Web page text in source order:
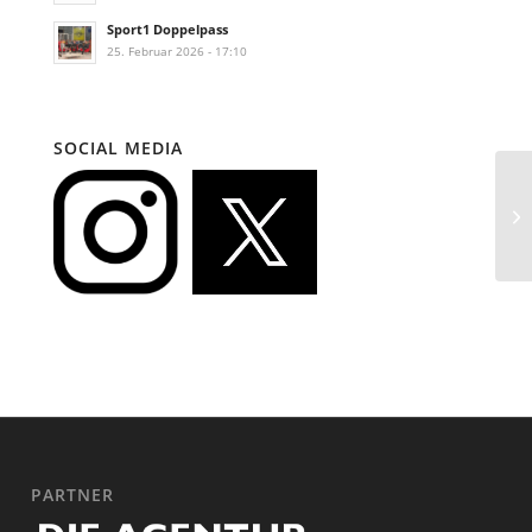
Sport1 Doppelpass
25. Februar 2026 - 17:10
SOCIAL MEDIA
PARTNER